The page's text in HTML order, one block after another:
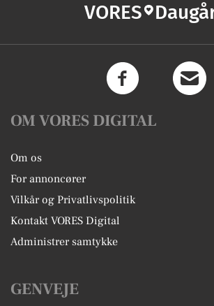
VORES
OM VORES DIGITAL
Om os
For annoncører
Vilkår og Privatlivspolitik
Kontakt VORES Digital
Administrer samtykke
GENVEJE